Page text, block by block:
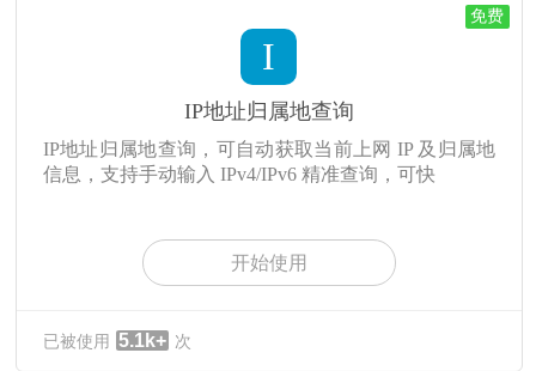
免费
I
IP地址归属地查询
IP地址归属地查询，可自动获取当前上网 IP 及归属地
信息，支持手动输入 IPv4/IPv6 精准查询，可快
开始使用
已被使用 5.1k+ 次